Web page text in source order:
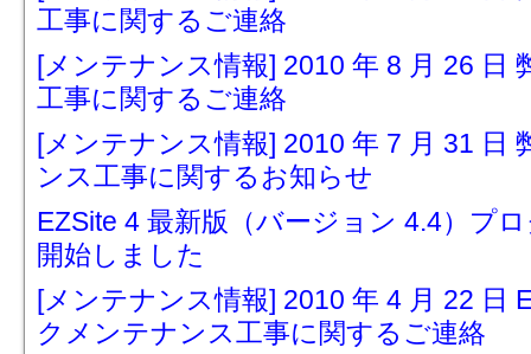
工事に関するご連絡
[メンテナンス情報] 2010 年 8 月 26 日
工事に関するご連絡
[メンテナンス情報] 2010 年 7 月 31 日
ンス工事に関するお知らせ
EZSite 4 最新版（バージョン 4.4）プ
開始しました
[メンテナンス情報] 2010 年 4 月 22 日
クメンテナンス工事に関するご連絡